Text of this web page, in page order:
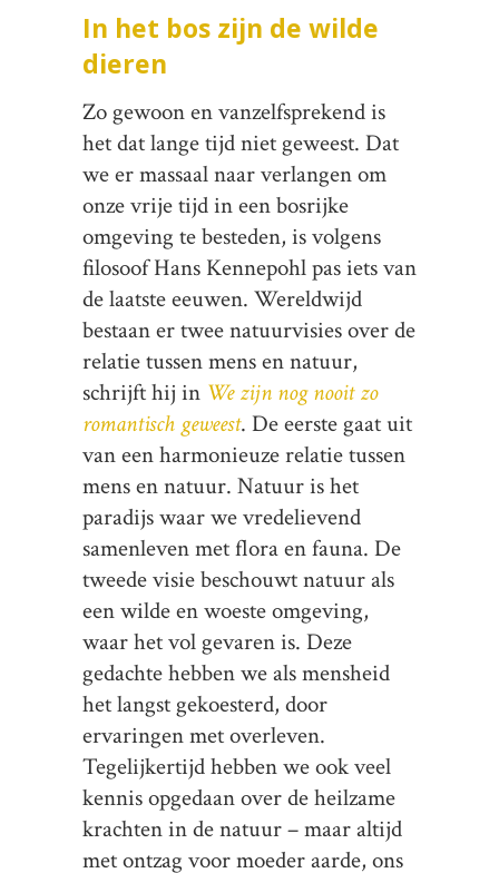
In het bos zijn de wilde
dieren
Zo gewoon en vanzelfsprekend is
het dat lange tijd niet geweest. Dat
we er massaal naar verlangen om
onze vrije tijd in een bosrijke
omgeving te besteden, is volgens
filosoof Hans Kennepohl pas iets van
de laatste eeuwen. Wereldwijd
bestaan er twee natuurvisies over de
relatie tussen mens en natuur,
schrijft hij in We zijn nog nooit zo
romantisch geweest. De eerste gaat uit
van een harmonieuze relatie tussen
mens en natuur. Natuur is het
paradijs waar we vredelievend
samenleven met flora en fauna. De
tweede visie beschouwt natuur als
een wilde en woeste omgeving,
waar het vol gevaren is. Deze
gedachte hebben we als mensheid
het langst gekoesterd, door
ervaringen met overleven.
Tegelijkertijd hebben we ook veel
kennis opgedaan over de heilzame
krachten in de natuur – maar altijd
met ontzag voor moeder aarde, ons